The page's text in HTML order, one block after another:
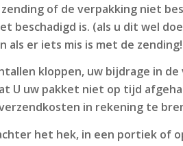
of de verpakking niet
is. (als u dit wel
als er iets mis is met de
kloppen, uw bijdrage in
U uw pakket niet op tijd
in rekening te
het hek, in een portiek of